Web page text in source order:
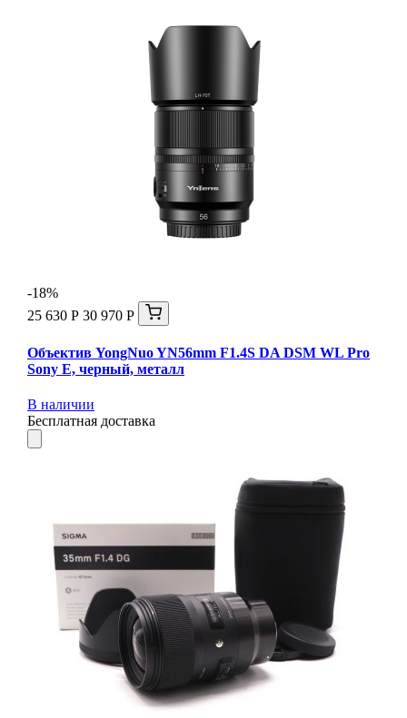
-18%
25 630 Р 30 970 Р
Объектив YongNuo YN56mm F1.4S DA DSM WL Pro
Sony E, черный, металл
В наличии
Бесплатная доставка